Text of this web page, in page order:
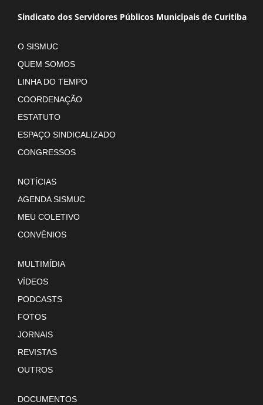
Sindicato dos Servidores Públicos Municipais de Curitiba
O SISMUC
QUEM SOMOS
LINHA DO TEMPO
COORDENAÇÃO
ESTATUTO
ESPAÇO SINDICALIZADO
CONGRESSOS
NOTÍCIAS
AGENDA SISMUC
MEU COLETIVO
CONVÊNIOS
MULTIMÍDIA
VÍDEOS
PODCASTS
FOTOS
JORNAIS
REVISTAS
OUTROS
DOCUMENTOS